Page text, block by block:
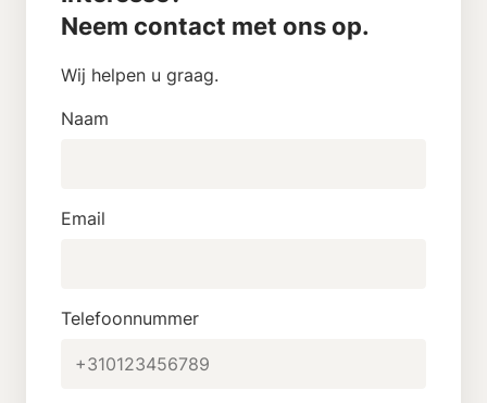
Neem contact met ons op.
Wij helpen u graag.
Naam
Email
Telefoonnummer